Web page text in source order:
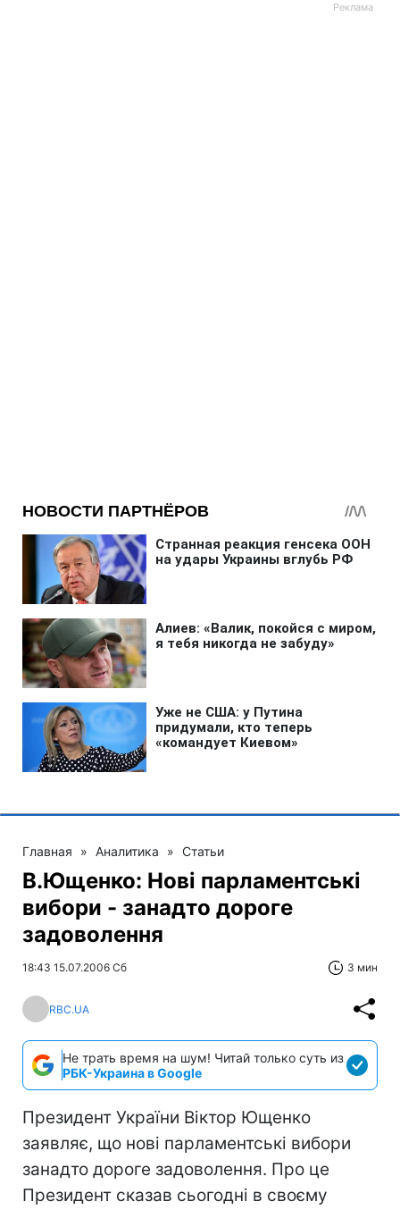
Главная » Аналитика » Статьи
В.Ющенко: Нові парламентські
вибори - занадто дороге
задоволення
18:43 15.07.2006 Сб 3 мин
RBC.UA
Не трать время на шум! Читай только суть из
РБК-Украина в Google
Президент України Віктор Ющенко
заявляє, що нові парламентські вибори
занадто дороге задоволення. Про це
Президент сказав сьогодні в своєму